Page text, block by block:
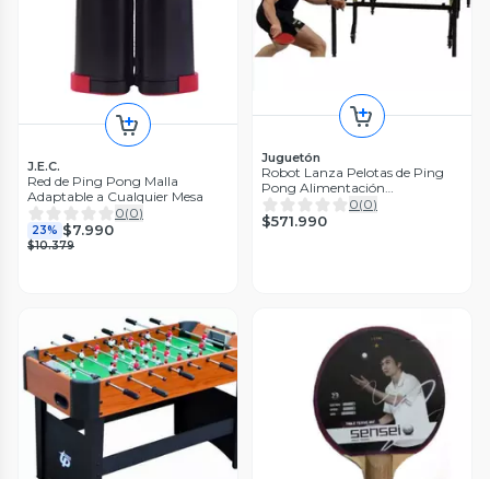
J.E.C.
Red de Ping Pong Malla
Adaptable a Cualquier Mesa
0(0)
23% $7.990
$10.379
Juguetón
Robot Lanza Pelotas de Ping
Pong Alimentación
Automática Incluye Malla
0(0)
$571.990